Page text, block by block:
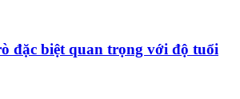
đặc biệt quan trọng với độ tuổi